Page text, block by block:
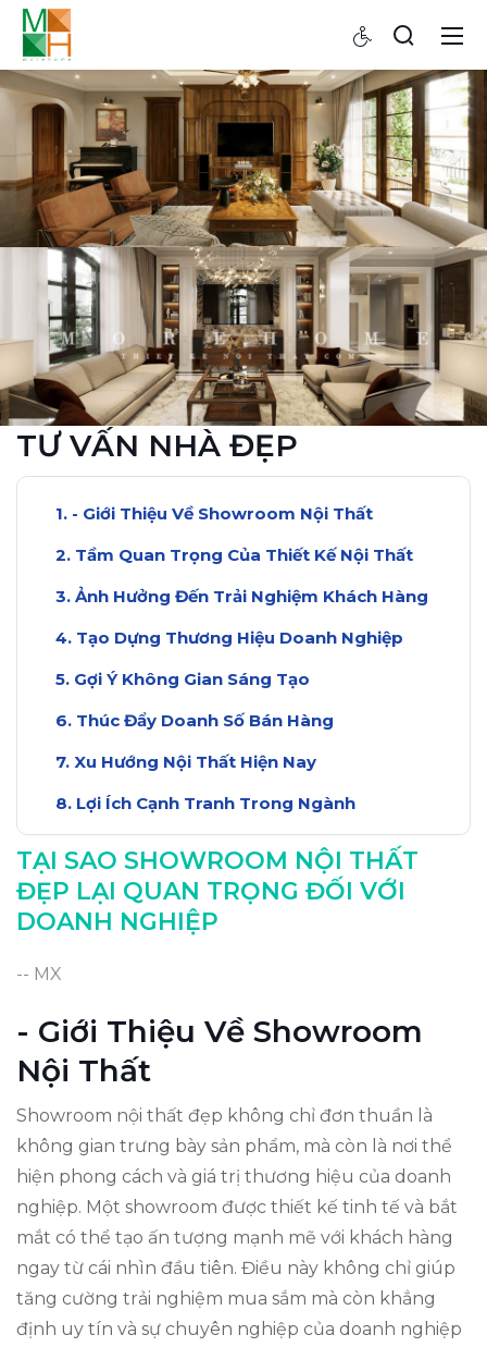
TƯ VẤN NHÀ ĐẸP
- Giới Thiệu Về Showroom Nội Thất
Tầm Quan Trọng Của Thiết Kế Nội Thất
Ảnh Hưởng Đến Trải Nghiệm Khách Hàng
Tạo Dựng Thương Hiệu Doanh Nghiệp
Gợi Ý Không Gian Sáng Tạo
Thúc Đẩy Doanh Số Bán Hàng
Xu Hướng Nội Thất Hiện Nay
Lợi Ích Cạnh Tranh Trong Ngành
Kết Luận: Đầu Tư Cho Showroom Nội Thất
TẠI SAO SHOWROOM NỘI THẤT
ĐẸP LẠI QUAN TRỌNG ĐỐI VỚI
DOANH NGHIỆP
-- MX
- Giới Thiệu Về Showroom
Nội Thất
Showroom nội thất đẹp không chỉ đơn thuần là
không gian trưng bày sản phẩm, mà còn là nơi thể
hiện phong cách và giá trị thương hiệu của doanh
nghiệp. Một showroom được thiết kế tinh tế và bắt
mắt có thể tạo ấn tượng mạnh mẽ với khách hàng
ngay từ cái nhìn đầu tiên. Điều này không chỉ giúp
tăng cường trải nghiệm mua sắm mà còn khẳng
định uy tín và sự chuyên nghiệp của doanh nghiệp